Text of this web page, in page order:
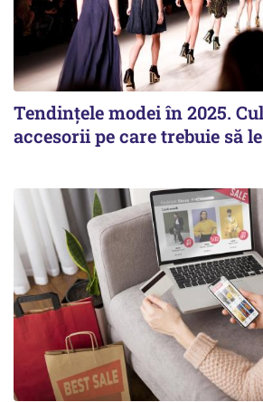
Tendințele modei în 2025.
accesorii pe care trebuie să